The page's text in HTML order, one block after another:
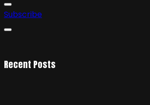
Subscribe
Recent Posts